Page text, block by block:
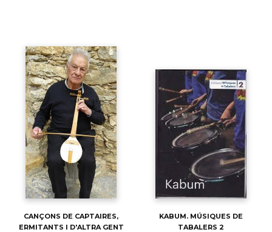
CANÇONS DE CAPTAIRES,
ERMITANTS I D'ALTRA GENT
KABUM. MÚSIQUES DE
TABALERS 2